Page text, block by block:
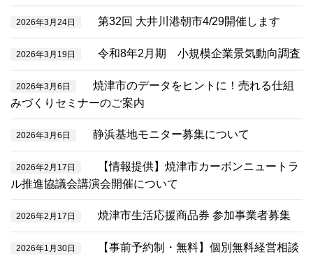
2026年3月24日 第32回 大井川港朝市4/29開催します
2026年3月19日 令和8年2月期 小規模企業景気動向調査
2026年3月6日
焼津市のデータをヒントに！売れる仕組
みづくりセミナーのご案内
2026年3月6日 静浜基地モニター募集について
2026年2月17日
【情報提供】焼津市カーボンニュートラ
ル推進協議会講演会開催について
2026年2月17日 焼津市生活応援商品券 参加事業者募集
2026年1月30日
【事前予約制・無料】個別無料経営相談